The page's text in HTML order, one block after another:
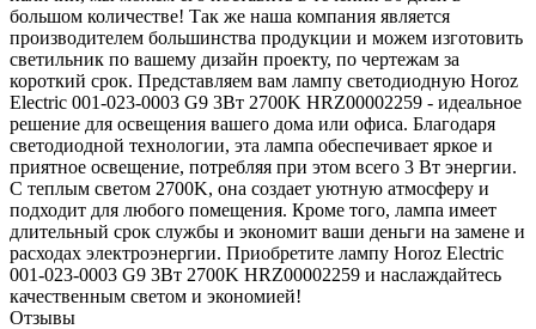
большом количестве! Так же наша компания является
производителем большинства продукции и можем изготовить
светильник по вашему дизайн проекту, по чертежам за
короткий срок. Представляем вам лампу светодиодную Horoz
Electric 001-023-0003 G9 3Вт 2700K HRZ00002259 - идеальное
решение для освещения вашего дома или офиса. Благодаря
светодиодной технологии, эта лампа обеспечивает яркое и
приятное освещение, потребляя при этом всего 3 Вт энергии.
С теплым светом 2700K, она создает уютную атмосферу и
подходит для любого помещения. Кроме того, лампа имеет
длительный срок службы и экономит ваши деньги на замене и
расходах электроэнергии. Приобретите лампу Horoz Electric
001-023-0003 G9 3Вт 2700K HRZ00002259 и наслаждайтесь
качественным светом и экономией!
Отзывы